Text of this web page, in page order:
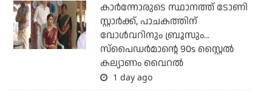
കാര്‍ന്നോരുടെ സ്ഥാനത്ത് ടോണി
സ്റ്റാര്‍ക്ക്, പാചകത്തിന്
വോള്‍വറിനും ബ്രൂസും...
സ്‌പൈഡര്‍മാന്റെ 90s സ്റ്റൈല്‍
കല്യാണം വൈറല്‍
1 day ago